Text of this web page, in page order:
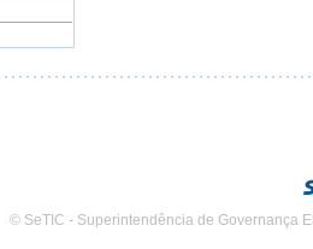
© SeTIC - Superintendência de Governança